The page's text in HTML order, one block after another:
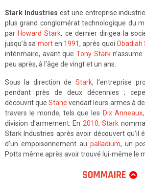
Stark Industries est une entreprise
plus grand conglomérat technologique du
par Howard Stark, ce dernier dirigea la
jusqu’à sa morten 1991, après quoi Obadiah
intérimaire, avant que Tony Stark
peu après, à l’âge de vingt et un ans.
Sous la direction de Stark, l’entreprise
pendant près de deux décennies ;
découvrit queStane vendait leurs armes à
travers le monde, tels que les Dix Anneaux
division d’armement. En 2010,Stark nomma
Stark Industries après avoir découvert qu’il
d’un empoisonnement au palladium, un
Potts même après avoir trouvé lui-même le
SOMMAIRE